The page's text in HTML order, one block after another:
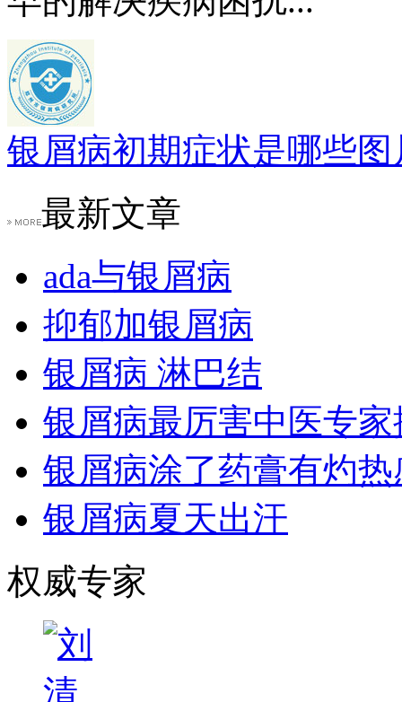
银屑病初期症状是哪些图
最新文章
ada与银屑病
抑郁加银屑病
银屑病 淋巴结
银屑病最厉害中医专家
银屑病涂了药膏有灼热
银屑病夏天出汗
权威专家